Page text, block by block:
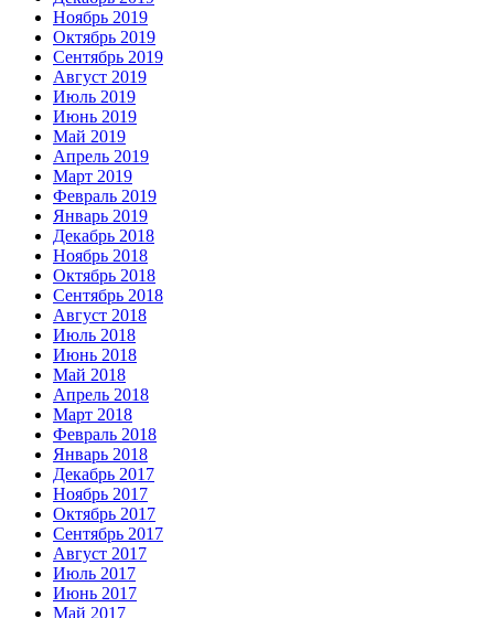
Ноябрь 2019
Октябрь 2019
Сентябрь 2019
Август 2019
Июль 2019
Июнь 2019
Май 2019
Апрель 2019
Март 2019
Февраль 2019
Январь 2019
Декабрь 2018
Ноябрь 2018
Октябрь 2018
Сентябрь 2018
Август 2018
Июль 2018
Июнь 2018
Май 2018
Апрель 2018
Март 2018
Февраль 2018
Январь 2018
Декабрь 2017
Ноябрь 2017
Октябрь 2017
Сентябрь 2017
Август 2017
Июль 2017
Июнь 2017
Май 2017